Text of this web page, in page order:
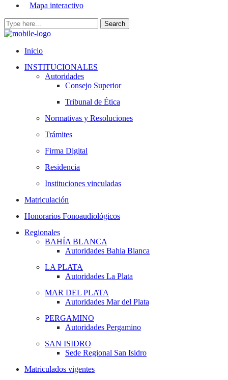
Mapa interactivo
Inicio
INSTITUCIONALES
Autoridades
Consejo Superior
Tribunal de Ética
Normativas y Resoluciones
Trámites
Firma Digital
Residencia
Instituciones vinculadas
Matriculación
Honorarios Fonoaudiológicos
Regionales
BAHÍA BLANCA
Autoridades Bahia Blanca
LA PLATA
Autoridades La Plata
MAR DEL PLATA
Autoridades Mar del Plata
PERGAMINO
Autoridades Pergamino
SAN ISIDRO
Sede Regional San Isidro
Matriculados vigentes